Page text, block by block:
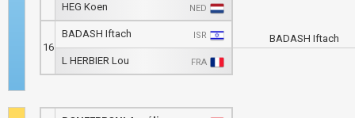
HEG Koen NED
16
BADASH Iftach ISR
L HERBIER Lou FRA
BADASH Iftach